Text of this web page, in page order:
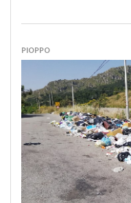
PIOPPO